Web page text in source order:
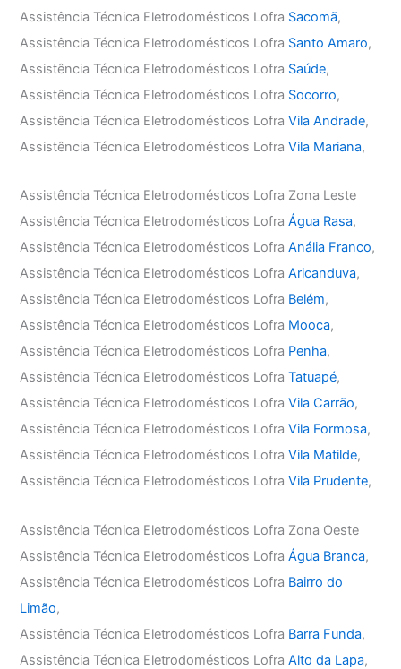
Assistência Técnica Eletrodomésticos Lofra Sacomã,
Assistência Técnica Eletrodomésticos Lofra Santo Amaro,
Assistência Técnica Eletrodomésticos Lofra Saúde,
Assistência Técnica Eletrodomésticos Lofra Socorro,
Assistência Técnica Eletrodomésticos LofraVila Andrade,
Assistência Técnica Eletrodomésticos LofraVila Mariana,
Assistência Técnica Eletrodomésticos Lofra Zona Leste
Assistência Técnica Eletrodomésticos LofraÁgua Rasa,
Assistência Técnica Eletrodomésticos LofraAnália Franco,
Assistência Técnica Eletrodomésticos LofraAricanduva,
Assistência Técnica Eletrodomésticos Lofra Belém,
Assistência Técnica Eletrodomésticos Lofra Mooca,
Assistência Técnica Eletrodomésticos Lofra Penha,
Assistência Técnica Eletrodomésticos LofraTatuapé,
Assistência Técnica Eletrodomésticos LofraVila Carrão,
Assistência Técnica Eletrodomésticos LofraVila Formosa,
Assistência Técnica Eletrodomésticos LofraVila Matilde,
Assistência Técnica Eletrodomésticos LofraVila Prudente,
Assistência Técnica Eletrodomésticos Lofra Zona Oeste
Assistência Técnica Eletrodomésticos LofraÁgua Branca,
Assistência Técnica Eletrodomésticos Lofra Bairro do
Limão,
Assistência Técnica Eletrodomésticos Lofra Barra Funda,
Assistência Técnica Eletrodomésticos LofraAlto da Lapa,